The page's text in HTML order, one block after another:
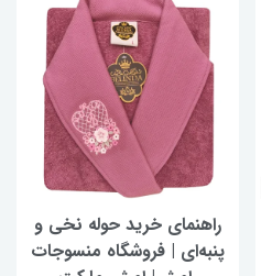
راهنمای خرید حوله نخی و
پنبه‌ای | فروشگاه منسوجات